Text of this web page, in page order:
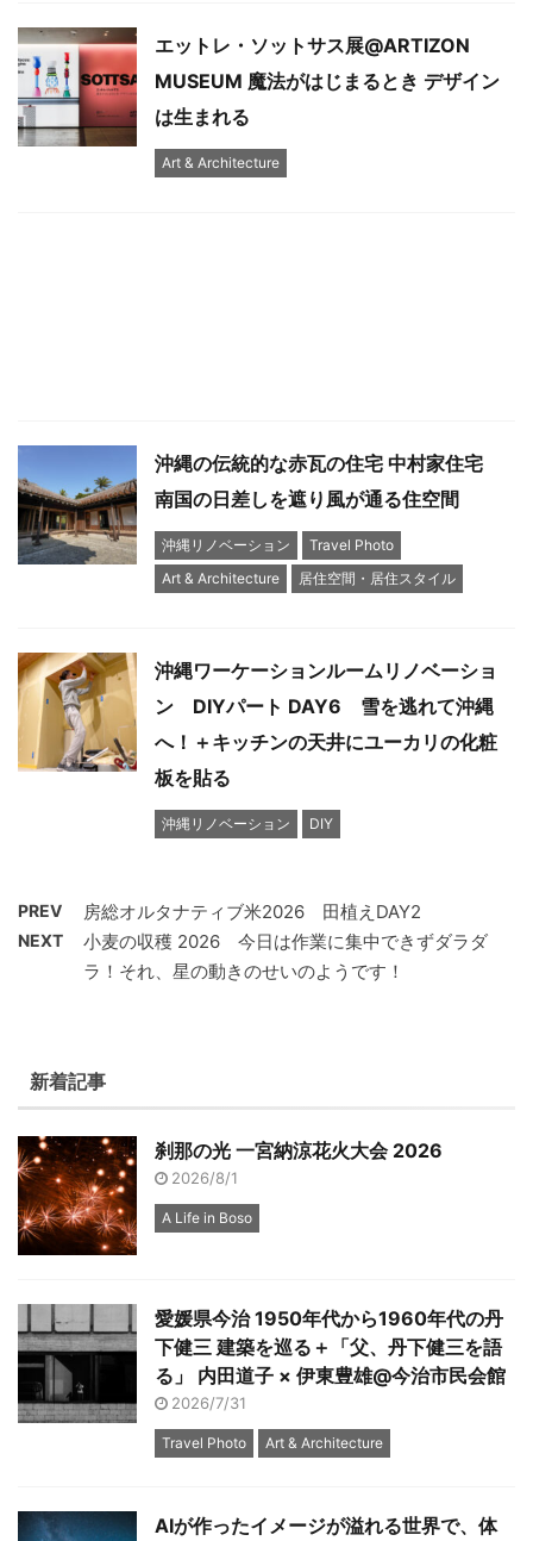
エットレ・ソットサス展@ARTIZON
MUSEUM 魔法がはじまるとき デザイン
は生まれる
Art & Architecture
沖縄の伝統的な赤瓦の住宅 中村家住宅
南国の日差しを遮り風が通る住空間
沖縄リノベーション
Travel Photo
Art & Architecture
居住空間・居住スタイル
沖縄ワーケーションルームリノベーショ
ン DIYパート DAY6 雪を逃れて沖縄
へ！＋キッチンの天井にユーカリの化粧
板を貼る
沖縄リノベーション DIY
PREV 房総オルタナティブ米2026 田植えDAY2
NEXT
小麦の収穫 2026 今日は作業に集中できずダラダ
ラ！それ、星の動きのせいのようです！
新着記事
刹那の光 一宮納涼花火大会 2026
2026/8/1
A Life in Boso
愛媛県今治 1950年代から1960年代の丹
下健三 建築を巡る＋「父、丹下健三を語
る」 内田道子 × 伊東豊雄@今治市民会館
2026/7/31
Travel Photo Art & Architecture
AIが作ったイメージが溢れる世界で、体